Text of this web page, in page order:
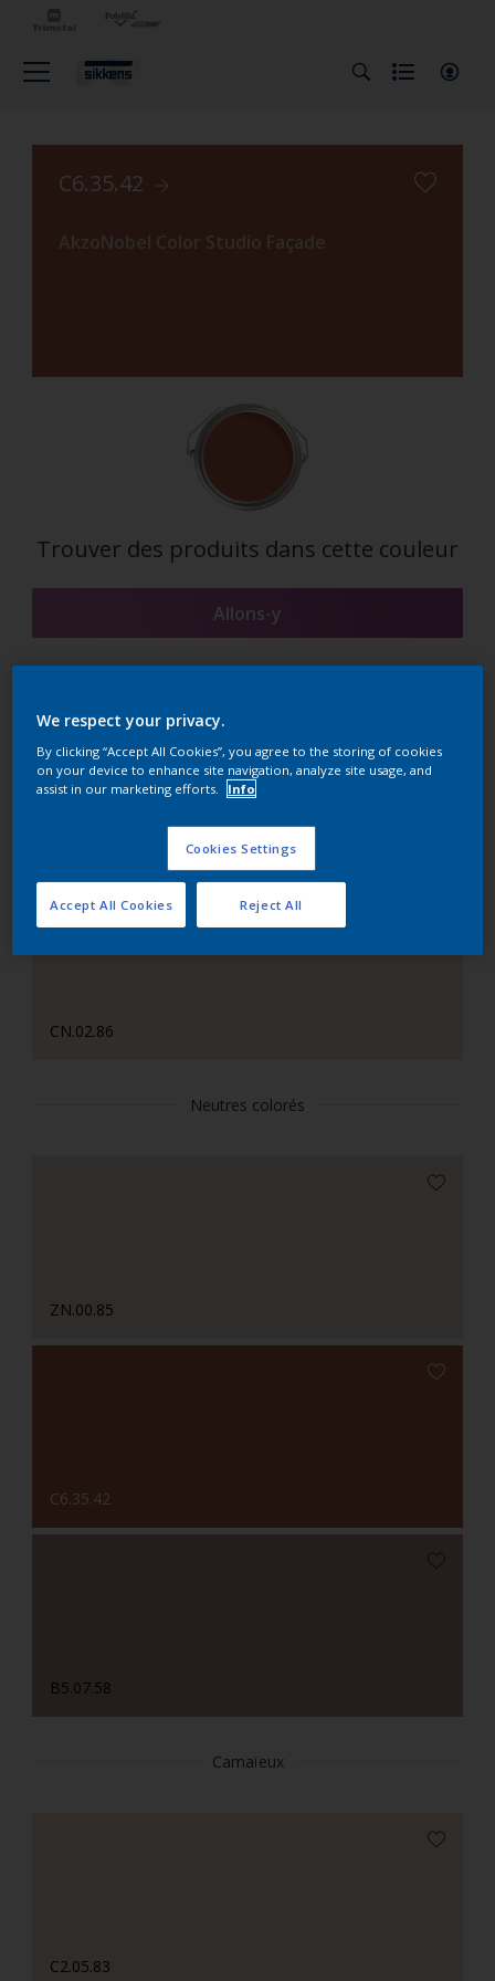
C6.35.42
AkzoNobel Color Studio Façade
Trouver des produits dans cette couleur
Allons-y
Suggestions d'Harmonies
Le Blanc Parfait
CN.02.86
Neutres colorés
ZN.00.85
C6.35.42
B5.07.58
Camaïeux
C2.05.83
We respect your privacy.
By clicking “Accept All Cookies”, you agree to the storing of cookies
on your device to enhance site navigation, analyze site usage, and
assist in our marketing efforts.
Info
Cookies Settings
Reject All
Accept All Cookies